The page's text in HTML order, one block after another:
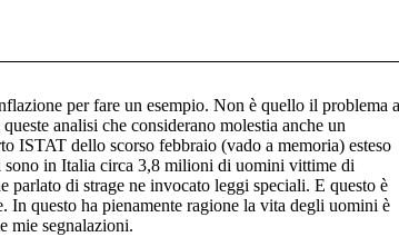
per fare un esempio. Non è quello il problema a
analisi che considerano molestia anche un
ISTAT dello scorso febbraio (vado a memoria) esteso
sono in Italia circa 3,8 milioni di uomini vittime di
parlato di strage ne invocato leggi speciali. E questo è
In questo ha pienamente ragione la vita degli uomini è
mie segnalazioni.